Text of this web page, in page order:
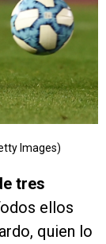
Images)
tres
ellos
quien lo